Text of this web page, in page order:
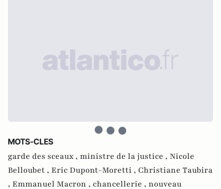
MOTS-CLES
garde des sceaux , ministre de la justice , Nicole
Belloubet , Eric Dupont-Moretti , Christiane Taubira
, Emmanuel Macron , chancellerie , nouveau